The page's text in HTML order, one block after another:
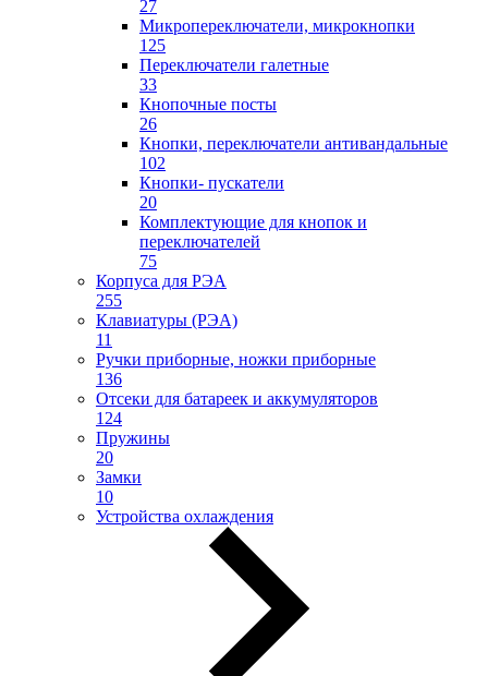
27
Микропереключатели, микрокнопки
125
Переключатели галетные
33
Кнопочные посты
26
Кнопки, переключатели антивандальные
102
Кнопки- пускатели
20
Комплектующие для кнопок и
переключателей
75
Корпуса для РЭА
255
Клавиатуры (РЭА)
11
Ручки приборные, ножки приборные
136
Отсеки для батареек и аккумуляторов
124
Пружины
20
Замки
10
Устройства охлаждения